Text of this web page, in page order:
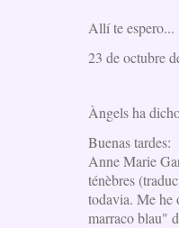
Allí te espero...
23 de octubre
Àngels ha
Buenas tardes:
Anne Marie
ténèbres
todavia. Me he
marraco blau"